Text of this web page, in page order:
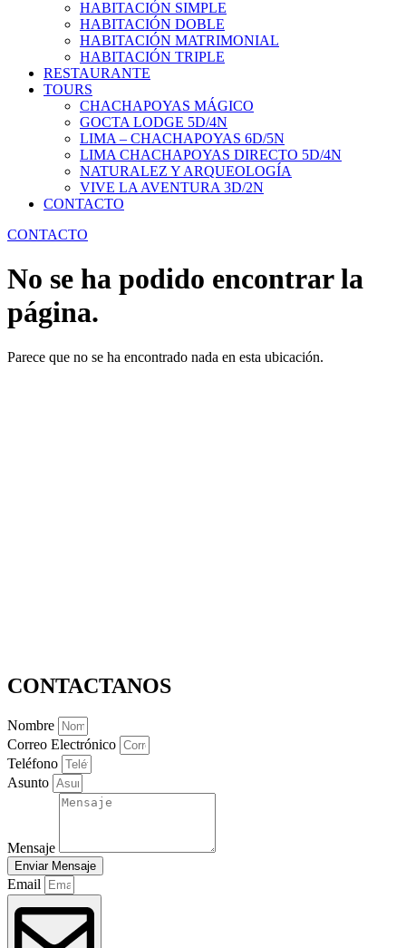
HABITACIÓN SIMPLE
HABITACIÓN DOBLE
HABITACIÓN MATRIMONIAL
HABITACIÓN TRIPLE
RESTAURANTE
TOURS
CHACHAPOYAS MÁGICO
GOCTA LODGE 5D/4N
LIMA – CHACHAPOYAS 6D/5N
LIMA CHACHAPOYAS DIRECTO 5D/4N
NATURALEZ Y ARQUEOLOGÍA
VIVE LA AVENTURA 3D/2N
CONTACTO
CONTACTO
No se ha podido encontrar la
página.
Parece que no se ha encontrado nada en esta ubicación.
CONTACTANOS
Nombre
Correo Electrónico
Teléfono
Asunto
Mensaje
Enviar Mensaje
Email